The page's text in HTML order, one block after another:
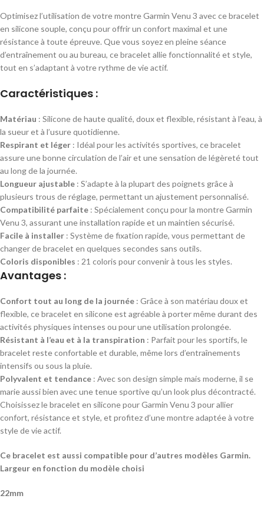
Optimisez l’utilisation de votre montre Garmin Venu 3 avec ce bracelet
en silicone souple, conçu pour offrir un confort maximal et une
résistance à toute épreuve. Que vous soyez en pleine séance
d’entraînement ou au bureau, ce bracelet allie fonctionnalité et style,
tout en s’adaptant à votre rythme de vie actif.
Caractéristiques :
Matériau : Silicone de haute qualité, doux et flexible, résistant à l’eau, à
la sueur et à l’usure quotidienne.
Respirant et léger : Idéal pour les activités sportives, ce bracelet
assure une bonne circulation de l’air et une sensation de légèreté tout
au long de la journée.
Longueur ajustable : S’adapte à la plupart des poignets grâce à
plusieurs trous de réglage, permettant un ajustement personnalisé.
Compatibilité parfaite : Spécialement conçu pour la montre Garmin
Venu 3, assurant une installation rapide et un maintien sécurisé.
Facile à installer : Système de fixation rapide, vous permettant de
changer de bracelet en quelques secondes sans outils.
Coloris disponibles : 21 coloris pour convenir à tous les styles.
Avantages :
Confort tout au long de la journée : Grâce à son matériau doux et
flexible, ce bracelet en silicone est agréable à porter même durant des
activités physiques intenses ou pour une utilisation prolongée.
Résistant à l’eau et à la transpiration : Parfait pour les sportifs, le
bracelet reste confortable et durable, même lors d’entraînements
intensifs ou sous la pluie.
Polyvalent et tendance : Avec son design simple mais moderne, il se
marie aussi bien avec une tenue sportive qu’un look plus décontracté.
Choisissez le bracelet en silicone pour Garmin Venu 3 pour allier
confort, résistance et style, et profitez d’une montre adaptée à votre
style de vie actif.
Ce bracelet est aussi compatible pour d’autres modèles Garmin.
Largeur en fonction du modèle choisi
22mm